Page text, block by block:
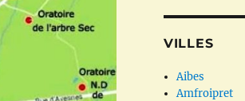
VILLES
Aibes
Amfroipret